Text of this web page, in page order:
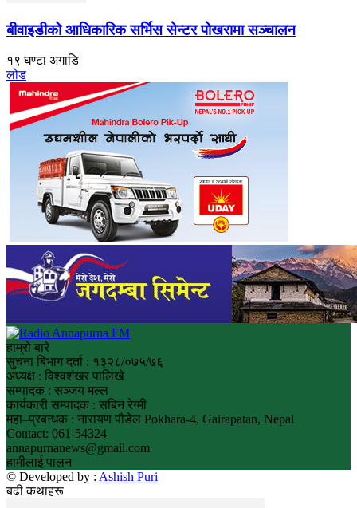
बीवाइडीको आधिकारिक सर्भिस सेन्टर पोखरामा सञ्चालन
१९ घण्टा अगाडि
लोड
हाम्रो बारे
सुचना बिभाग दर्ता : १३२८/०७५/७६
अध्यक्ष : विश्वशंखर पालिखे
सम्पादक : सञ्जय मल्ल
कार्यकारी सम्पादक : सबिन रेग्मी
महा–प्रबन्धक : नारायण पौडेल Pokhara-4, Gairapatan, Nepal
Contact: 061-54324
annapurnanews@gmail.com
हामीलाई पालन
© Developed by : Ashish Puri
बढी कथाहरू